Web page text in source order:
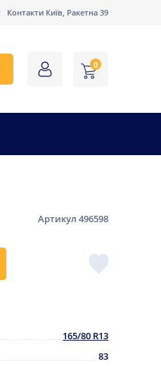
Контакти Київ, Ракетна 39
0
Артикул 496598
165/80 R13
83